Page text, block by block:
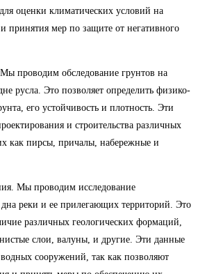
оценки климатических условий на
принятия мер по защите от негативного
проводим обследование грунтов на
русла. Это позволяет определить физико-
его устойчивость и плотность. Эти
и строительства различных
как пирсы, причалы, набережные и
Мы проводим исследование
дна реки и ее прилегающих территорий. Это
различных геологических формаций,
слои, валуны, и другие. Эти данные
сооружений, так как позволяют